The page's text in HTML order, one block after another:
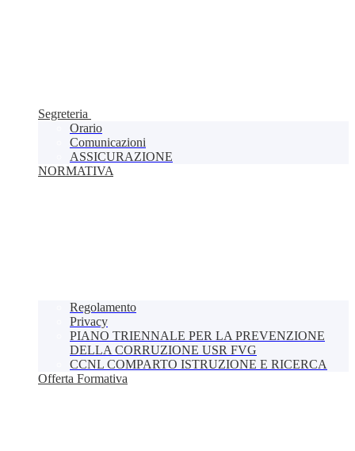
Segreteria
Orario
Comunicazioni
ASSICURAZIONE
NORMATIVA
Regolamento
Privacy
PIANO TRIENNALE PER LA PREVENZIONE
DELLA CORRUZIONE USR FVG
CCNL COMPARTO ISTRUZIONE E RICERCA
Offerta Formativa